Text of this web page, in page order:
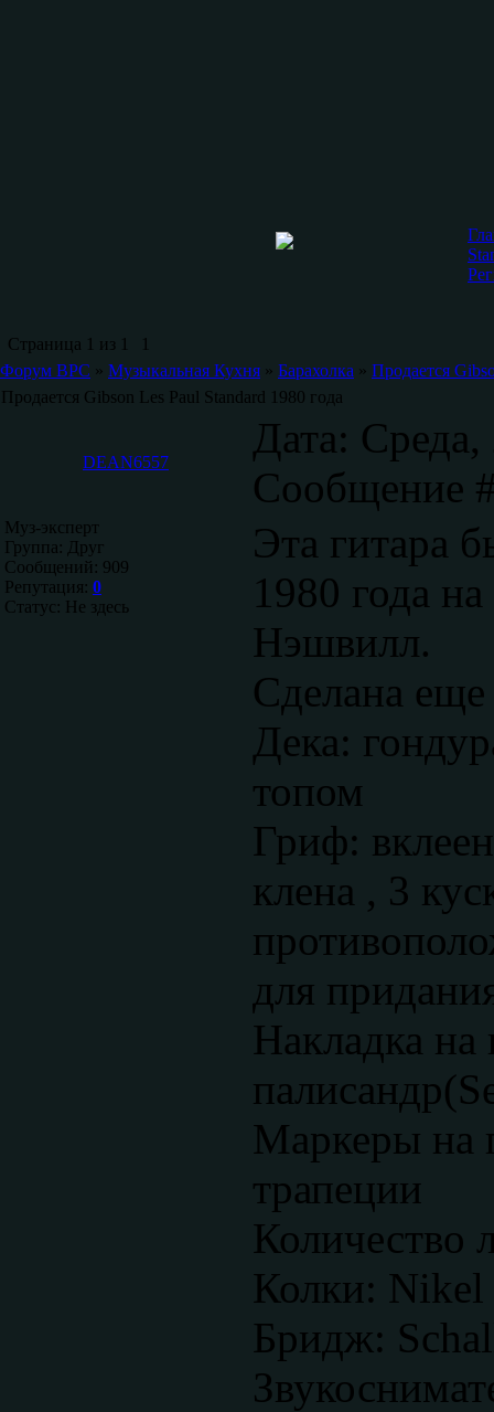
Страница 1 из 1
1
Форум ВРС » Музыкальная Кухня » Барахолка » Продается
Продается Gibson Les Paul Standard 1980 года
DEAN6557
Дата:
Сообщение
Муз-эксперт
Группа: Друг
Сообщений: 909
Репутация: 0
Статус: Не здесь
Эта гитара
1980 года
Нэшвилл.
Сделана
Дека:
топом
Гриф:
клена , 3
для
Накладка
Маркеры на
трапеции
Количество
Колки: Nikel
Бридж: